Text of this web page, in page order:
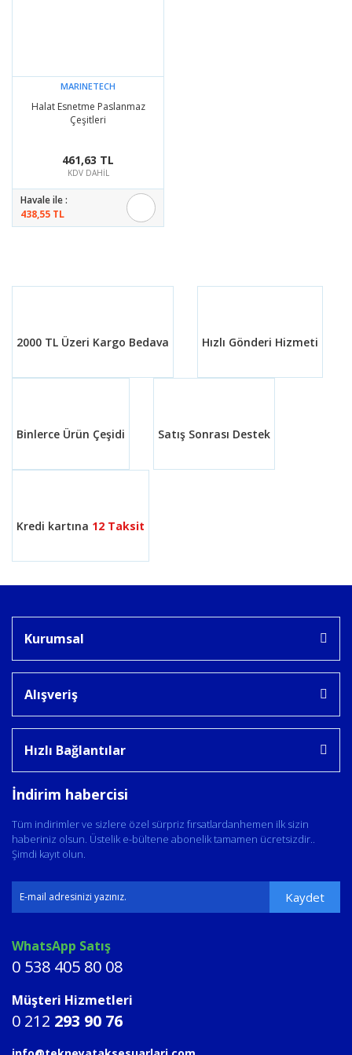
MARINETECH
Halat Esnetme Paslanmaz
Çeşitleri
461,63 TL
KDV DAHİL
Havale ile :
438,55 TL
2000 TL Üzeri Kargo Bedava Hızlı Gönderi Hizmeti
Binlerce Ürün Çeşidi Satış Sonrası Destek
Kredi kartına 12 Taksit
Kurumsal
Alışveriş
Hızlı Bağlantılar
İndirim habercisi
Tüm indirimler ve sizlere özel sürpriz fırsatlardanhemen ilk sizin
haberiniz olsun. Üstelik e-bültene abonelik tamamen ücretsizdir..
Şimdi kayıt olun.
Kaydet
WhatsApp Satış
0 538 405 80 08
Müşteri Hizmetleri
0 212 293 90 76